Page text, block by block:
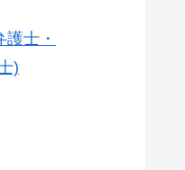
士・
)